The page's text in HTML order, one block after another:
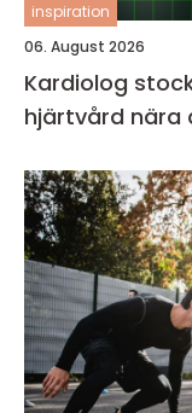
inspiration
06. August 2026
Kardiolog stockholm trygg
hjärtvård nära